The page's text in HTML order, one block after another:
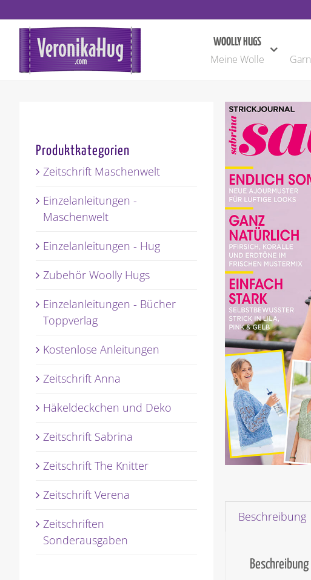
Inhalt
springen
WOOLLY HUGS
Meine Wolle
Beschreibung
Beschreibung
Produktkategorien
Zeitschrift Maschenwelt
Einzelanleitungen -
Maschenwelt
Einzelanleitungen - Hug
Zubehör Woolly Hugs
Einzelanleitungen - Bücher
Toppverlag
Kostenlose Anleitungen
Zeitschrift Anna
Häkeldeckchen und Deko
Zeitschrift Sabrina
Zeitschrift The Knitter
Zeitschrift Verena
Zeitschriften
Sonderausgaben